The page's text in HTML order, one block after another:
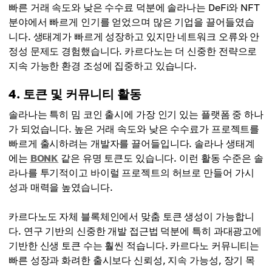
빠른 거래 속도와 낮은 수수료 덕분에 솔라나는 DeFi와 NFT
분야에서 빠르게 인기를 얻었으며 많은 기업을 끌어들였습
니다. 생태계가 빠르게 성장하고 있지만 네트워크 오류와 안
정성 문제도 경험했습니다. 카르다노는 더 신중한 전략으로
지속 가능한 환경 조성에 집중하고 있습니다.
4. 토큰 및 커뮤니티 활동
솔라나는 특히 밈 코인 출시에 가장 인기 있는 플랫폼 중 하나
가 되었습니다. 높은 거래 속도와 낮은 수수료가 프로젝트를
빠르게 출시하려는 개발자를 끌어들입니다. 솔라나 생태계
에는 BONK 같은 유명 토큰도 있습니다. 이런 활동 수준은 솔
라나를 투기적이고 바이럴 프로젝트의 허브로 만들어 가시
성과 매력을 높였습니다.
카르다노도 자체 블록체인에서 맞춤 토큰 생성이 가능합니
다. 연구 기반의 신중한 개발 접근법 덕분에 특히 과대광고에
기반한 신생 토큰 수는 훨씬 적습니다. 카르다노 커뮤니티는
빠른 성장과 화려한 출시보다 신뢰성, 지속 가능성, 장기 목